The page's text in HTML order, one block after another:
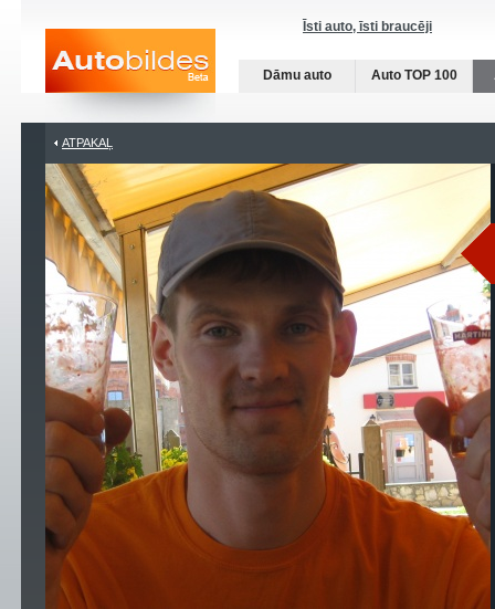
Īsti auto, īsti braucēji
Dāmu auto Auto TOP 100
ATPAKAĻ